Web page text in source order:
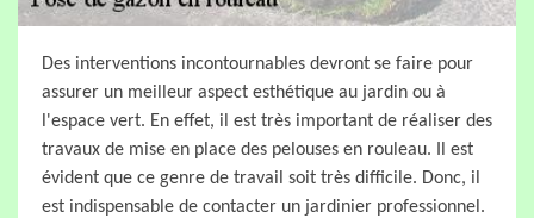
Des interventions incontournables devront se faire pour
assurer un meilleur aspect esthétique au jardin ou à
l'espace vert. En effet, il est très important de réaliser des
travaux de mise en place des pelouses en rouleau. Il est
évident que ce genre de travail soit très difficile. Donc, il
est indispensable de contacter un jardinier professionnel.